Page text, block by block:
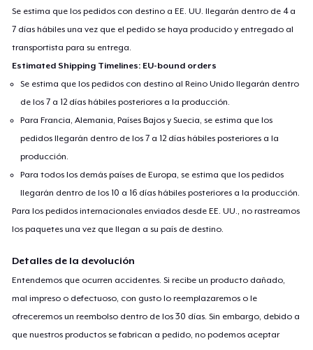
Se estima que los pedidos con destino a EE. UU. llegarán dentro de 4 a
7 días hábiles una vez que el pedido se haya producido y entregado al
transportista para su entrega.
Estimated Shipping Timelines: EU-bound orders
Se estima que los pedidos con destino al Reino Unido llegarán dentro
de los 7 a 12 días hábiles posteriores a la producción.
Para Francia, Alemania, Países Bajos y Suecia, se estima que los
pedidos llegarán dentro de los 7 a 12 días hábiles posteriores a la
producción.
Para todos los demás países de Europa, se estima que los pedidos
llegarán dentro de los 10 a 16 días hábiles posteriores a la producción.
Para los pedidos internacionales enviados desde EE. UU., no rastreamos
los paquetes una vez que llegan a su país de destino.
Detalles de la devolución
Entendemos que ocurren accidentes. Si recibe un producto dañado,
mal impreso o defectuoso, con gusto lo reemplazaremos o le
ofreceremos un reembolso dentro de los 30 días. Sin embargo, debido a
que nuestros productos se fabrican a pedido, no podemos aceptar